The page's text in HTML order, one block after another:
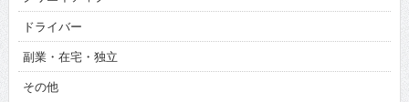
ドライバー
副業・在宅・独立
その他